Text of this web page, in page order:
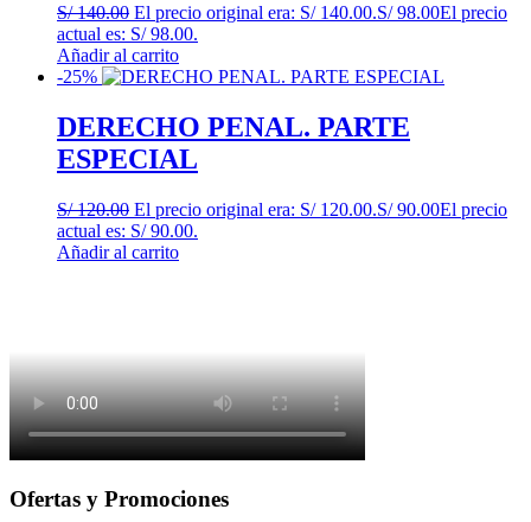
S/140.00 El precio original era: S/ 140.00.S/98.00El precio
actual es: S/ 98.00.
Añadir al carrito
-25%
DERECHO PENAL. PARTE
ESPECIAL
S/120.00 El precio original era: S/ 120.00.S/90.00El precio
actual es: S/ 90.00.
Añadir al carrito
Ofertas y Promociones